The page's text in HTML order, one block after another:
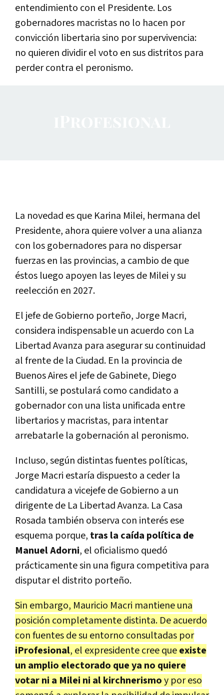
entendimiento con el Presidente. Los
gobernadores macristas no lo hacen por
convicción libertaria sino por supervivencia:
no quieren dividir el voto en sus distritos para
perder contra el peronismo.
La novedad es que Karina Milei, hermana del
Presidente, ahora quiere volver a una alianza
con los gobernadores para no dispersar
fuerzas en las provincias, a cambio de que
éstos luego apoyen las leyes de Milei y su
reelección en 2027.
El jefe de Gobierno porteño, Jorge Macri,
considera indispensable un acuerdo con La
Libertad Avanza para asegurar su continuidad
al frente de la Ciudad. En la provincia de
Buenos Aires el jefe de Gabinete, Diego
Santilli, se postulará como candidato a
gobernador con una lista unificada entre
libertarios y macristas, para intentar
arrebatarle la gobernación al peronismo.
Incluso, según distintas fuentes políticas,
Jorge Macri estaría dispuesto a ceder la
candidatura a vicejefe de Gobierno a un
dirigente de La Libertad Avanza. La Casa
Rosada también observa con interés ese
esquema porque, tras la caída política de
Manuel Adorni, el oficialismo quedó
prácticamente sin una figura competitiva para
disputar el distrito porteño.
Sin embargo, Mauricio Macri mantiene una
posición completamente distinta. De acuerdo
con fuentes de su entorno consultadas por
iProfesional, el expresidente cree queexiste
un amplio electorado que ya no quiere
votar ni a Milei ni al kirchnerismoy por eso